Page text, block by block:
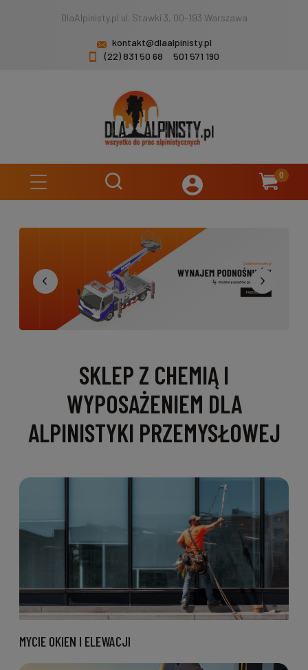
DlaAlpinisty.pl ul. Stawki 3, 00-193 Warszawa
kontakt@dlaalpinisty.pl
(22) 831 50 68
501 571 190
SKLEP Z CHEMIĄ I
WYPOSAŻENIEM DLA
ALPINISTYKI PRZEMYSŁOWEJ
MYCIE OKIEN I ELEWACJI